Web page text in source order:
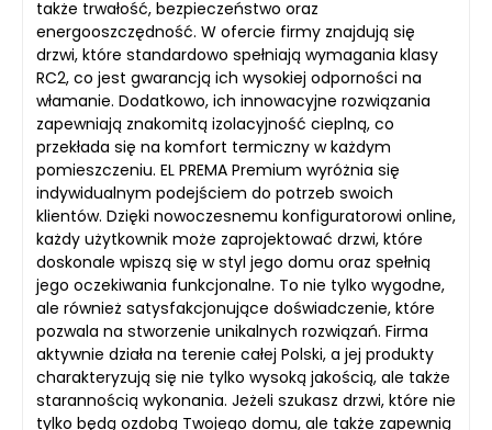
także trwałość, bezpieczeństwo oraz
energooszczędność. W ofercie firmy znajdują się
drzwi, które standardowo spełniają wymagania klasy
RC2, co jest gwarancją ich wysokiej odporności na
włamanie. Dodatkowo, ich innowacyjne rozwiązania
zapewniają znakomitą izolacyjność cieplną, co
przekłada się na komfort termiczny w każdym
pomieszczeniu. EL PREMA Premium wyróżnia się
indywidualnym podejściem do potrzeb swoich
klientów. Dzięki nowoczesnemu konfiguratorowi online,
każdy użytkownik może zaprojektować drzwi, które
doskonale wpiszą się w styl jego domu oraz spełnią
jego oczekiwania funkcjonalne. To nie tylko wygodne,
ale również satysfakcjonujące doświadczenie, które
pozwala na stworzenie unikalnych rozwiązań. Firma
aktywnie działa na terenie całej Polski, a jej produkty
charakteryzują się nie tylko wysoką jakością, ale także
starannością wykonania. Jeżeli szukasz drzwi, które nie
tylko będą ozdobą Twojego domu, ale także zapewnią